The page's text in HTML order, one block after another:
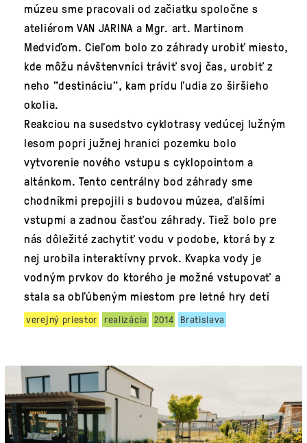
múzeu sme pracovali od začiatku spoločne s
ateliérom VAN JARINA a Mgr. art. Martinom
Medviďom. Cieľom bolo zo záhrady urobiť miesto,
kde môžu návštenvníci tráviť svoj čas, urobiť z
neho "destináciu", kam prídu ľudia zo širšieho
okolia.
Reakciou na susedstvo cyklotrasy vedúcej lužným
lesom popri južnej hranici pozemku bolo
vytvorenie nového vstupu s cyklopointom a
altánkom. Tento centrálny bod záhrady sme
chodníkmi prepojili s budovou múzea, ďalšími
vstupmi a zadnou časťou záhrady. Tiež bolo pre
nás dôležité zachytiť vodu v podobe, ktorá by z
nej urobila interaktívny prvok. Kvapka vody je
vodným prvkov do ktorého je možné vstupovať a
stala sa obľúbeným miestom pre letné hry detí
verejný priestor realizácia 2014 Bratislava